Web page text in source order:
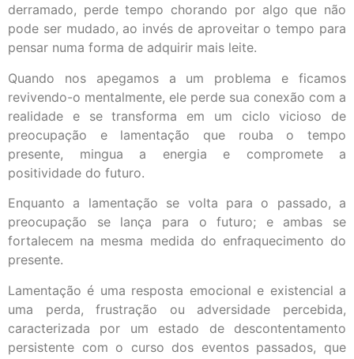
derramado, perde tempo chorando por algo que não
pode ser mudado, ao invés de aproveitar o tempo para
pensar numa forma de adquirir mais leite.
Quando nos apegamos a um problema e ficamos
revivendo-o mentalmente, ele perde sua conexão com a
realidade e se transforma em um ciclo vicioso de
preocupação e lamentação que rouba o tempo
presente, mingua a energia e compromete a
positividade do futuro.
Enquanto a lamentação se volta para o passado, a
preocupação se lança para o futuro; e ambas se
fortalecem na mesma medida do enfraquecimento do
presente.
Lamentação é uma resposta emocional e existencial a
uma perda, frustração ou adversidade percebida,
caracterizada por um estado de descontentamento
persistente com o curso dos eventos passados, que